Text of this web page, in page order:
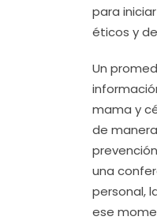
para
éticos y
Un
mama y
de
una
personal,
ese